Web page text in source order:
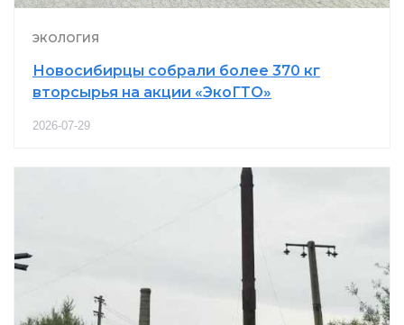
ЭКОЛОГИЯ
Новосибирцы собрали более 370 кг
вторсырья на акции «ЭкоГТО»
2026-07-29